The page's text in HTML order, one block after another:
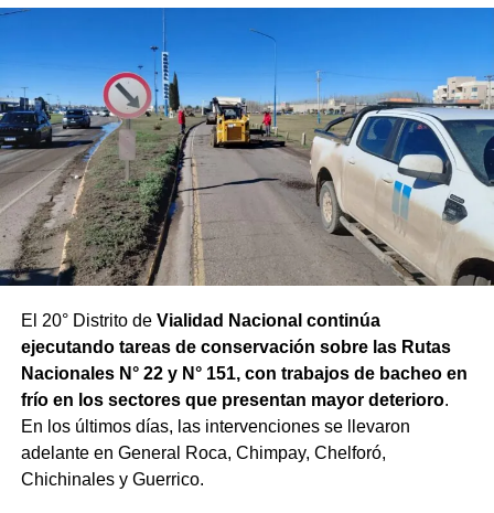
El 20° Distrito de Vialidad Nacional continúa
ejecutando tareas de conservación sobre las Rutas
Nacionales N° 22 y N° 151, con trabajos de bacheo en
frío en los sectores que presentan mayor deterioro.
En los últimos días, las intervenciones se llevaron
adelante en General Roca, Chimpay, Chelforó,
Chichinales y Guerrico.